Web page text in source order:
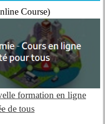
Course)
formation en ligne
de tous